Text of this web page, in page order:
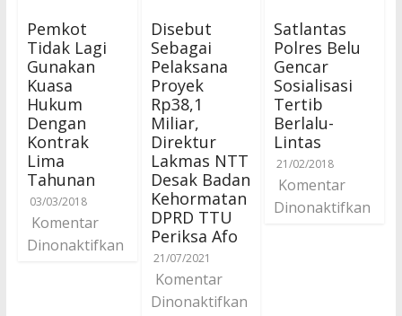
Pemkot
Tidak Lagi
Gunakan
Kuasa
Hukum
Dengan
Kontrak
Lima
Tahunan
03/03/2018
Komentar
Dinonaktifkan
Disebut
Sebagai
Pelaksana
Proyek
Rp38,1
Miliar,
Direktur
Lakmas NTT
Desak Badan
Kehormatan
DPRD TTU
Periksa Afo
21/07/2021
Komentar
Dinonaktifkan
Satlantas
Polres Belu
Gencar
Sosialisasi
Tertib
Berlalu-
Lintas
21/02/2018
Komentar
Dinonaktifkan